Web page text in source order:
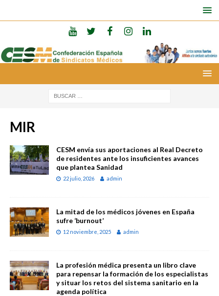
MIR
CESM envía sus aportaciones al Real Decreto
de residentes ante los insuficientes avances
que plantea Sanidad
22 julio, 2026 admin
La mitad de los médicos jóvenes en España
sufre ‘burnout’
12 noviembre, 2025 admin
La profesión médica presenta un libro clave
para repensar la formación de los especialistas
y situar los retos del sistema sanitario en la
agenda política